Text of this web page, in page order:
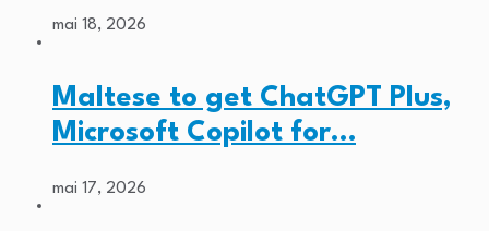
mai 18, 2026
Maltese to get ChatGPT Plus,
Microsoft Copilot for…
mai 17, 2026